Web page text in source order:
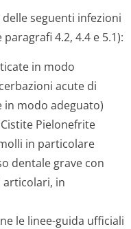
seguenti infezioni
4.2, 4.4 e 5.1):
in modo
acute di
modo adeguato)
Pielonefrite
in particolare
dentale grave con
articolari, in
le linee-guida ufficiali